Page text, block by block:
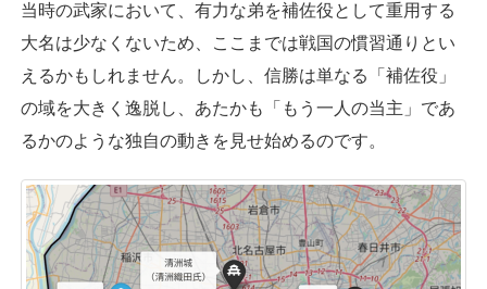
当時の武家において、有力な弟を補佐役として重用する
大名は少なくないため、ここまでは戦国の慣習通りとい
えるかもしれません。しかし、信勝は単なる「補佐役」
の域を大きく逸脱し、あたかも「もう一人の当主」であ
るかのような独自の動きを見せ始めるのです。